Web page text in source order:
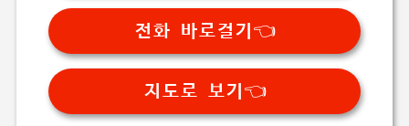
전화 바로걸기👈
지도로 보기👈